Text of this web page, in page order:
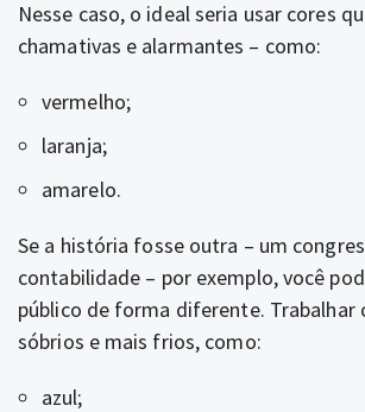
Nesse caso, o ideal seria usar cores
chamativas e alarmantes – como:
vermelho;
laranja;
amarelo.
Se a história fosse outra – um
contabilidade – por exemplo, você
público de forma diferente. Trabalhar
sóbrios e mais frios, como:
azul;